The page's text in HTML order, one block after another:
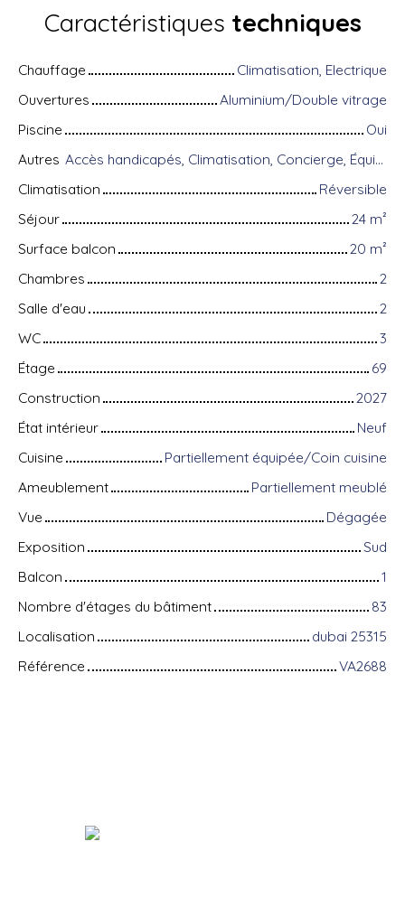
Caractéristiques techniques
Chauffage
Climatisation, Electrique
Ouvertures
Aluminium/Double vitrage
Piscine
Oui
Autres
Accès handicapés, Climatisation, Concierge, Équipements domotiques, Fibre optique, Gardien, Porte blindée, Système d'alarme, Visiophone
Climatisation
Réversible
Séjour
24 m²
Surface balcon
20 m²
Chambres
2
Salle d'eau
2
WC
3
Étage
69
Construction
2027
État intérieur
Neuf
Cuisine
Partiellement équipée/Coin cuisine
Ameublement
Partiellement meublé
Vue
Dégagée
Exposition
Sud
Balcon
1
Nombre d'étages du bâtiment
83
Localisation
dubai 25315
Référence
VA2688